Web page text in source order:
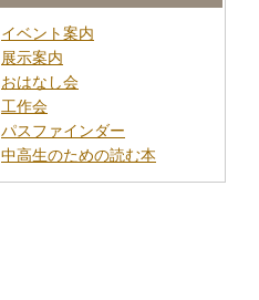
イベント案内
展示案内
おはなし会
工作会
パスファインダー
中高生のための読む本